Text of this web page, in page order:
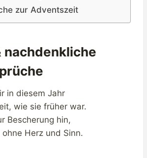
zur Adventszeit
nachdenkliche
in diesem Jahr
wie sie früher war.
Bescherung hin,
Herz und Sinn.